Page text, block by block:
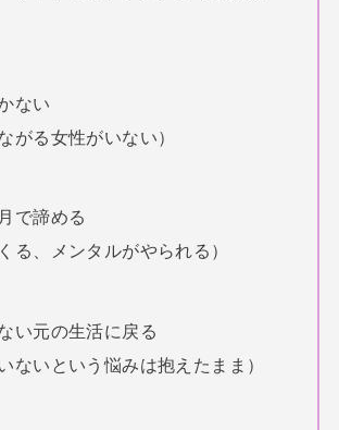
ない
がる女性がいない）
で諦める
る、メンタルがやられる）
い元の生活に戻る
ないという悩みは抱えたまま）